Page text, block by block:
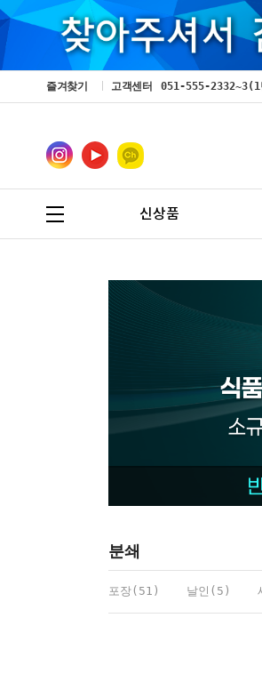
즐겨찾기 고객센터 051-555-
신상품
분쇄
포장(51) 날인(5)